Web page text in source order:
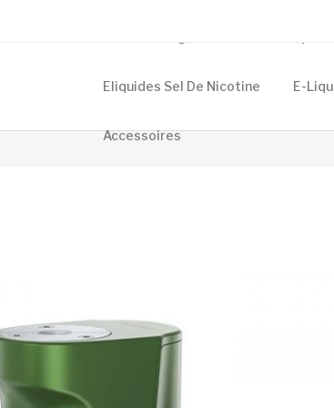
Eliquides Sel De Nicotine E-
Accessoires